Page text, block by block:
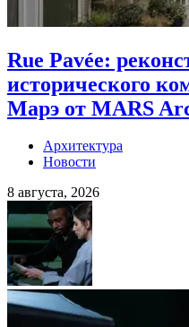
Rue Pavée:
исторического
Марэ от MARS
Архитектура
Новости
8 августа, 2026